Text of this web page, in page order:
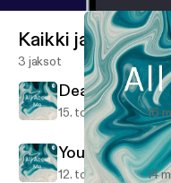
Kaikki jaksot
3 jaksot
Death
15. touko 2019 16
You are going
12. touko 2019 14